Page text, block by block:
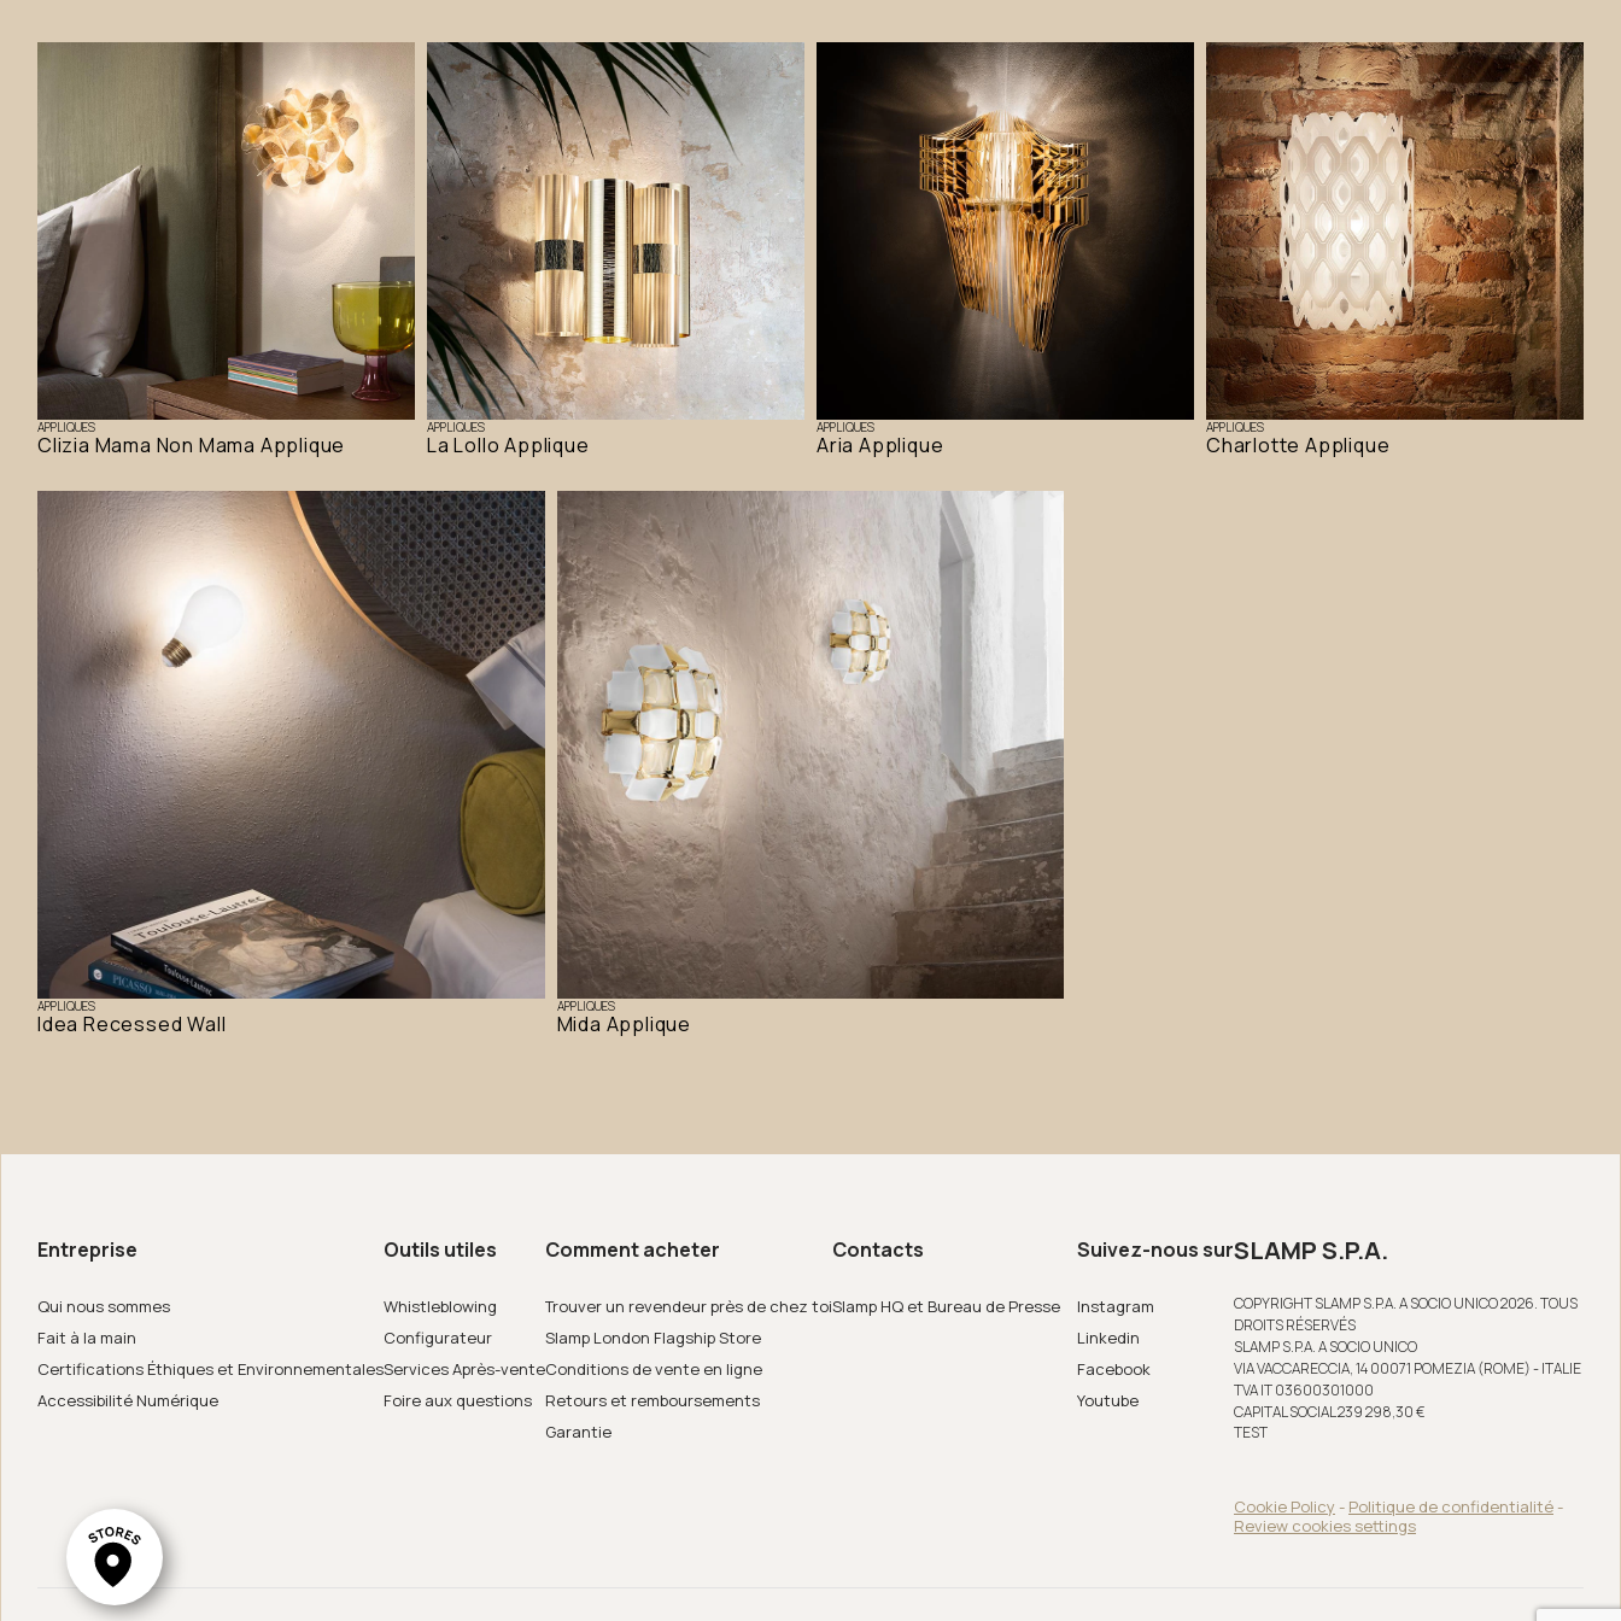
System
APPLIQUES
Clizia Mama Non Mama Applique
APPLIQUES
La Lollo Applique
APPLIQUES
Aria Applique
APPLIQUES
Charlotte Applique
APPLIQUES
Idea Recessed Wall
APPLIQUES
Mida Applique
Entreprise
Qui nous sommes
Fait à la main
Certifications Éthiques et Environnementales
Accessibilité Numérique
Outils utiles
Whistleblowing
Configurateur
Services Après-vente
Foire aux questions
Comment acheter
Trouver un revendeur près de chez toi
Slamp London Flagship Store
Conditions de vente en ligne
Retours et remboursements
Garantie
Contacts
Slamp HQ et Bureau de Presse
Suivez-nous sur
Instagram
Linkedin
Facebook
Youtube
SLAMP S.P.A.
COPYRIGHT SLAMP S.P.A. A SOCIO UNICO 2026. TOUS
DROITS RÉSERVÉS
SLAMP S.P.A. A SOCIO UNICO
VIA VACCARECCIA, 14 00071 POMEZIA (ROME) - ITALIE
TVA IT 03600301000
CAPITAL SOCIAL 239 298,30 €
TEST
Cookie Policy - Politique de confidentialité-
Review cookies settings